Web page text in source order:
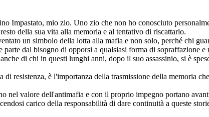
Impastato, mio zio. Uno zio che non ho conosciuto
della sua vita alla memoria e al tentativo di riscattarlo.
un simbolo della lotta alla mafia e non solo, perché chi
dal bisogno di opporsi a qualsiasi forma di sopraffazione
di chi in questi lunghi anni, dopo il suo assassinio, si è
resistenza, è l'importanza della trasmissione della memoria
nel valore dell'antimafia e con il proprio impegno portano
carico della responsabilità di dare continuità a queste